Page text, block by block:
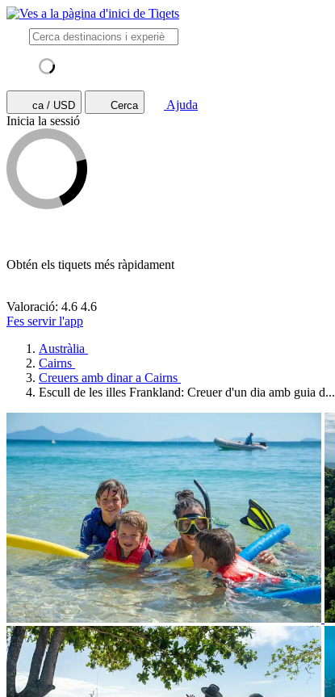
ca / USD Cerca
Ajuda
Inicia la sessió
Obtén els tiquets més ràpidament
Valoració: 4.6 4.6
Fes servir l'app
Austràlia
Cairns
Creuers amb dinar a Cairns
Escull de les illes Frankland: Creuer d'un dia amb guia d...